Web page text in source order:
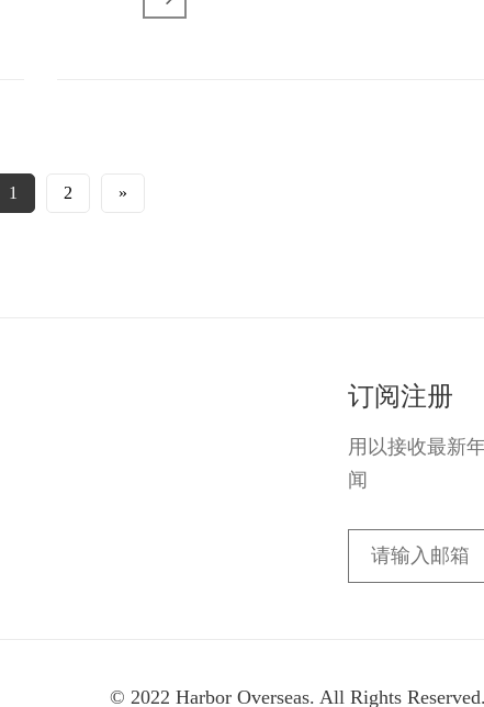
1 2 »
订阅注册
用以接收最新
闻
© 2022 Harbor Overseas. All Rights